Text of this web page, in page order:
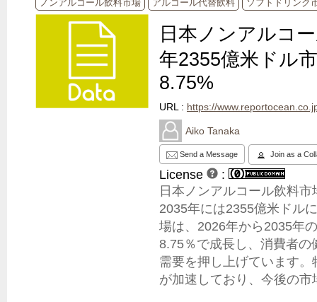
ノンアルコール飲料市場 アルコール代替飲料 ソフトドリンク
日本ノンアルコ
年2355億米ドル
8.75%
URL : https://www.reportocean.co.jp/
Aiko Tanaka
Send a Message Join as a
License
:
日本ノンアルコール飲料
2035年には2355億米ドル
場は、2026年から2035年
8.75％で成長し、消費者
需要を押し上げています
が加速しており、今後の